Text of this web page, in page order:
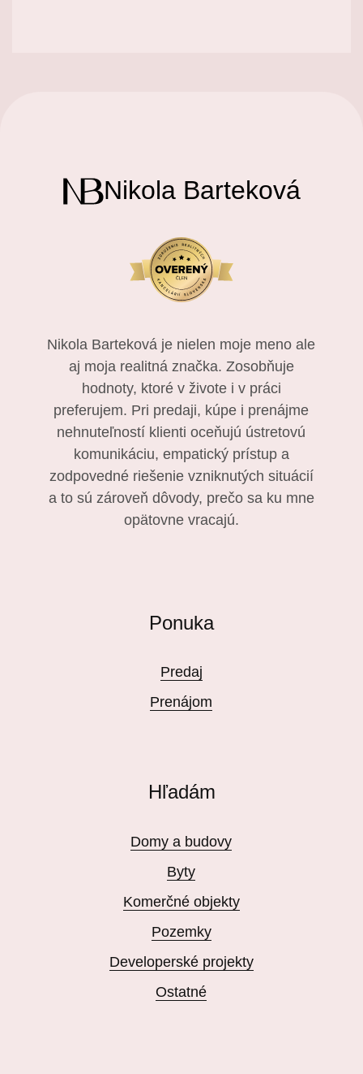
Nikola Barteková
Nikola Barteková je nielen moje meno ale
aj moja realitná značka. Zosobňuje
hodnoty, ktoré v živote i v práci
preferujem. Pri predaji, kúpe i prenájme
nehnuteľností klienti oceňujú ústretovú
komunikáciu, empatický prístup a
zodpovedné riešenie vzniknutých situácií
a to sú zároveň dôvody, prečo sa ku mne
opätovne vracajú.
Ponuka
Predaj
Prenájom
Hľadám
Domy a budovy
Byty
Komerčné objekty
Pozemky
Developerské projekty
Ostatné